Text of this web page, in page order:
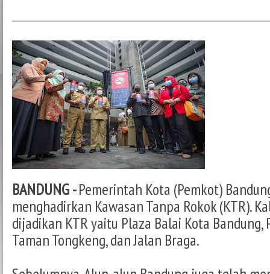
BANDUNG -Pemerintah Kota (Pemkot)
menghadirkan Kawasan Tanpa Rokok (KTR).
dijadikan KTR yaitu Plaza Balai Kota Bandung,
Taman Tongkeng, dan Jalan Braga.